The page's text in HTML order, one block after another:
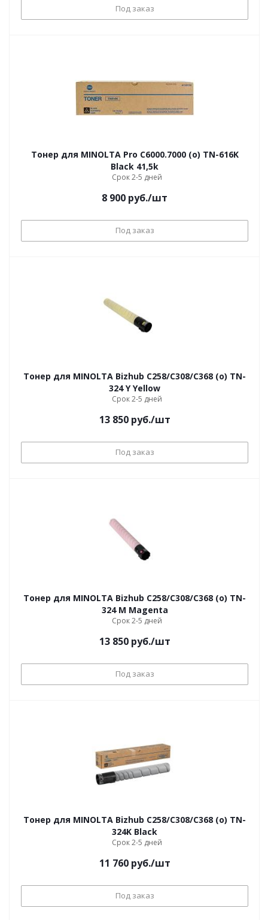
Под заказ
Тонер для MINOLTA Pro C6000.7000 (o) TN-616K
Black 41,5k
Срок 2-5 дней
8 900 руб./шт
Под заказ
Тонер для MINOLTA Bizhub С258/С308/С368 (o) TN-
324 Y Yellow
Срок 2-5 дней
13 850руб./шт
Под заказ
Тонер для MINOLTA Bizhub С258/С308/С368 (o) TN-
324 M Magenta
Срок 2-5 дней
13 850руб./шт
Под заказ
Тонер для MINOLTA Bizhub С258/С308/С368 (o) TN-
324K Black
Срок 2-5 дней
11 760руб./шт
Под заказ